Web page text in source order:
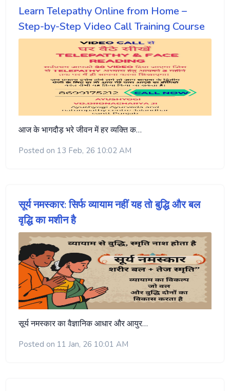
Learn Telepathy Online from Home –
Step-by-Step Video Call Training Course
आज के भागदौड़ भरे जीवन में हर व्यक्ति क…
Posted on 13 Feb, 26 10:02 AM
सूर्य नमस्कार: सिर्फ व्यायाम नहीं यह तो बुद्धि और बल
वृद्धि का मशीन है
सूर्य नमस्कार का वैज्ञानिक आधार और आयुर…
Posted on 11 Jan, 26 10:01 AM